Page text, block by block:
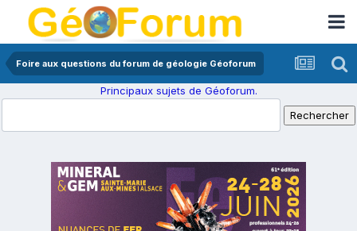
Foire aux questions du forum de géologie Géoforum
Principaux sujets de Géoforum.